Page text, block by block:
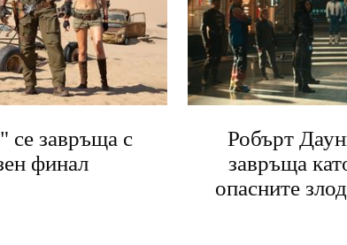
завръща с
финал
Робърт
завръща
опасните